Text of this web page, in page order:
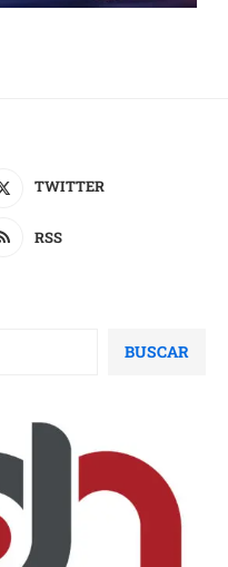
TWITTER
RSS
BUSCAR